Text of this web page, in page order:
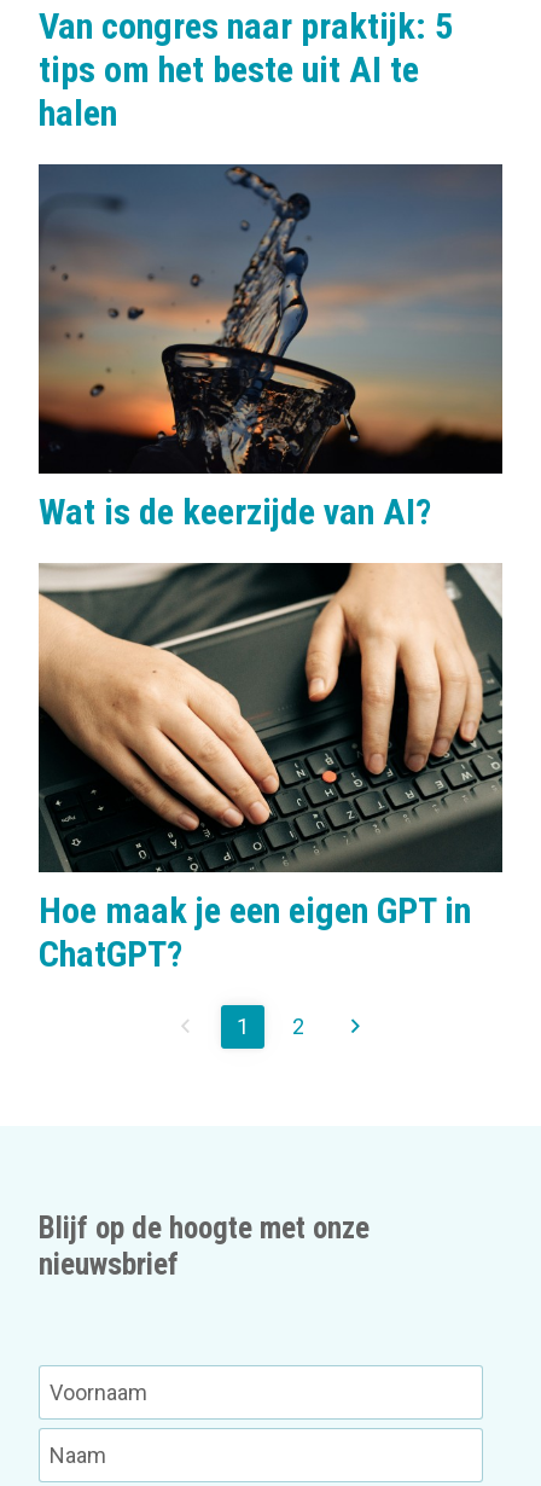
Van congres naar praktijk: 5
tips om het beste uit AI te
halen
Wat is de keerzijde van AI?
Hoe maak je een eigen GPT in
ChatGPT?
1 2
Blijf op de hoogte met onze
nieuwsbrief